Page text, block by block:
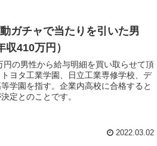
ガチャで当たりを引いた男
収410万円）
の男性から給与明細を買い取らせて頂
ヨタ工業学園、日立工業専修学校、デ
学園を指す。企業内高校に合格すると
定とのことです。
2022.03.02